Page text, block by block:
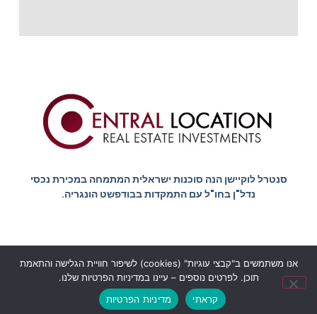
סנטרל לוקיישן הנה סוכנות ישראלית המתמחה במכירת נכסי
נדל"ן בחו"ל עם התמקדות בבודפשט הונגריה.
הצהרת נגישותמדיניות הפרטיות
© כל הזכויות שמורות סנטרל לוקיישן בודפשט - Central location
אנו משתמשים ב"קבצי עוגיות" (cookies) לשיפור חוויית הגלישה והתאמת
תוכן. לפרטים נוספים – עיינו במדיניות הפרטיות שלנו.
קראתי
מדיניות הפרטיות